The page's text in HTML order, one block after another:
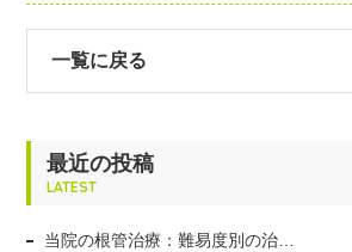
一覧に戻る
最近の投稿
LATEST
当院の根管治療：難易度別の治…